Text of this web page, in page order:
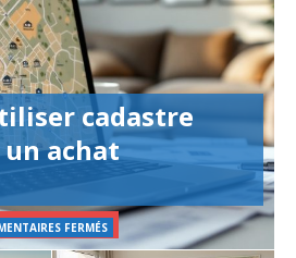
cadastre
achat
FERMÉS